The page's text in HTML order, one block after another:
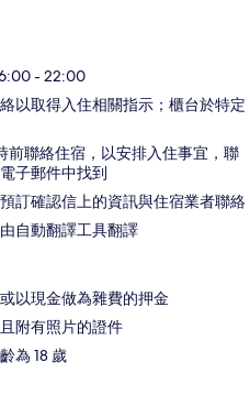
- 22:00
以取得入住相關指示；櫃台於特定
前聯絡住宿，以安排入住事宜，聯
子郵件中找到
訂確認信上的資訊與住宿業者聯絡
自動翻譯工具翻譯
以現金做為雜費的押金
附有照片的證件
為 18 歲